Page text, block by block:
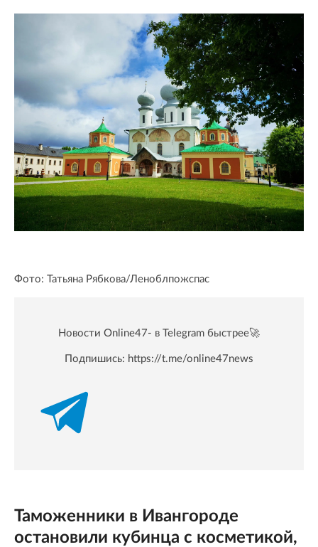
Фото: Татьяна Рябкова/Леноблпожспас
Новости Online47- в Telegram быстрее🚀
Подпишись: https://t.me/online47news
Таможенники в Ивангороде
остановили кубинца с косметикой,